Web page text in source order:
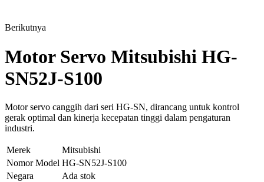
Berikutnya
Motor Servo Mitsubishi HG-
SN52J-S100
Motor servo canggih dari seri HG-SN, dirancang untuk kontrol
gerak optimal dan kinerja kecepatan tinggi dalam pengaturan
industri.
Merek
Mitsubishi
Nomor Model HG-SN52J-S100
Negara
Ada stok